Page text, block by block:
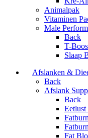
Animalpak
Vitaminen
Male
Back
T-
Slaap
Afslanken &
Back
Afslank
Back
Eetlust
Fat